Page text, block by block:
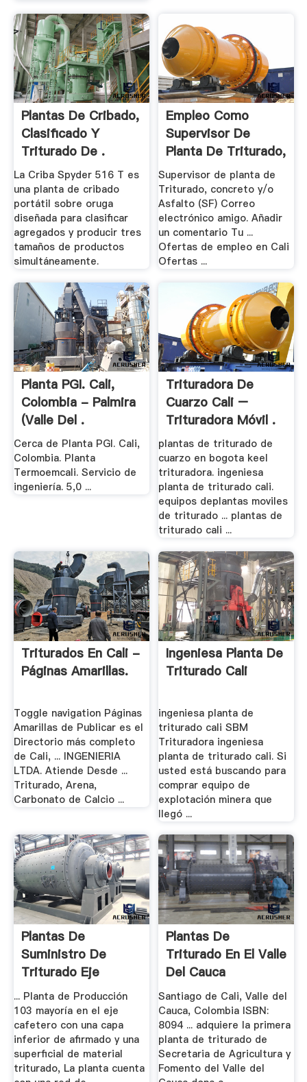
Plantas De Cribado,
Clasificado Y
Triturado De .
La Criba Spyder 516 T es
una planta de cribado
portátil sobre oruga
diseñada para clasificar
agregados y producir tres
tamaños de productos
simultáneamente.
Empleo Como
Supervisor De
Planta De Triturado,
.
Supervisor de planta de
Triturado, concreto y/o
Asfalto (SF) Correo
electrónico amigo. Añadir
un comentario Tu ...
Ofertas de empleo en Cali
Ofertas ...
Planta PGI. Cali,
Colombia - Palmira
(Valle Del .
Cerca de Planta PGI. Cali,
Colombia. Planta
Termoemcali. Servicio de
ingeniería. 5,0 ...
Trituradora De
Cuarzo Cali –
Trituradora Móvil .
plantas de triturado de
cuarzo en bogota keel
trituradora. ingeniesa
planta de triturado cali.
equipos deplantas moviles
de triturado ... plantas de
triturado cali ...
Triturados En Cali -
Páginas Amarillas.
Toggle navigation Páginas
Amarillas de Publicar es el
Directorio más completo
de Cali, ... INGENIERIA
LTDA. Atiende Desde ...
Triturado, Arena,
Carbonato de Calcio ...
Ingeniesa Planta De
Triturado Cali
ingeniesa planta de
triturado cali SBM
Trituradora ingeniesa
planta de triturado cali. Si
usted está buscando para
comprar equipo de
explotación minera que
llegó ...
Plantas De
Suministro De
Triturado Eje
Cafetero
... Planta de Producción
103 mayoría en el eje
cafetero con una capa
inferior de afirmado y una
superficial de material
triturado, La planta cuenta
Plantas De
Triturado En El Valle
Del Cauca
Santiago de Cali, Valle del
Cauca, Colombia ISBN:
8094 ... adquiere la primera
planta de triturado de
Secretaria de Agricultura y
Fomento del Valle del